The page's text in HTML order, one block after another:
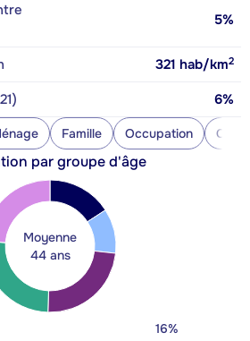
5%
321 hab/km2
6%
Famille Occupation
par groupe d'âge
Moyenne
44 ans
16%